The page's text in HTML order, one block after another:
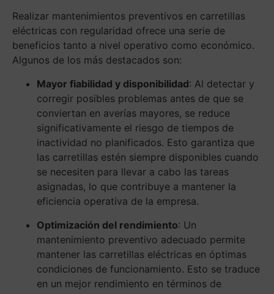
Realizar mantenimientos preventivos en carretillas
eléctricas con regularidad ofrece una serie de
beneficios tanto a nivel operativo como económico.
Algunos de los más destacados son:
Mayor fiabilidad y disponibilidad: Al detectar y
corregir posibles problemas antes de que se
conviertan en averías mayores, se reduce
significativamente el riesgo de tiempos de
inactividad no planificados. Esto garantiza que
las carretillas estén siempre disponibles cuando
se necesiten para llevar a cabo las tareas
asignadas, lo que contribuye a mantener la
eficiencia operativa de la empresa.
Optimización del rendimiento: Un
mantenimiento preventivo adecuado permite
mantener las carretillas eléctricas en óptimas
condiciones de funcionamiento. Esto se traduce
en un mejor rendimiento en términos de